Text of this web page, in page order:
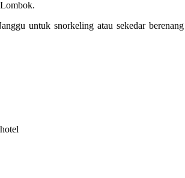
untuk snorkeling atau sekedar